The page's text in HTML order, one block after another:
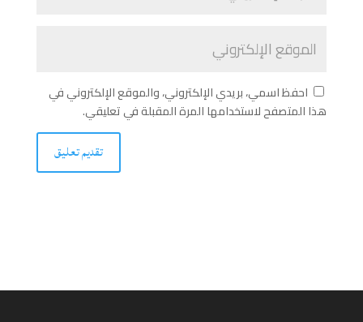
احفظ اسمي، بريدي الإلكتروني، والموقع الإلكتروني في
هذا المتصفح لاستخدامها المرة المقبلة في تعليقي.